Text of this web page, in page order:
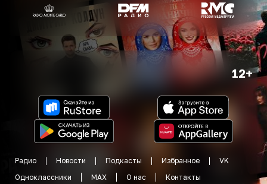
12+
Радио Новости Подкасты Избранное
VK
Одноклассники
MAX О нас Контакты